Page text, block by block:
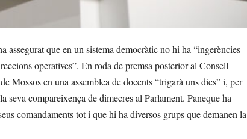
que en un sistema democràtic no hi ha “ingerències
operatives”. En roda de premsa posterior al Consell
Mossos en una assemblea de docents “trigarà uns dies” i, per
seva compareixença de dimecres al Parlament. Paneque ha
comandaments tot i que hi ha diversos grups que demanen la